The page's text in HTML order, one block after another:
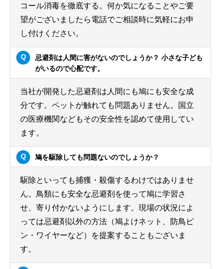
コール消毒を徹底する。何か気になることやご要
望がございましたら電話でご相談時に気軽にお申
し付けください。
忌避剤は人間に害がないのでしょうか？ 小さな子ども
がいるので心配です。
当社が開発した忌避剤は人間にも鳩にも安全な成
分です。ペットが触れても問題ありません。国立
の医療機関などもその安全性を認めて使用してい
ます。
鳩を駆除しても問題ないのでしょうか？
駆除といっても捕獲・殺傷するわけではありませ
ん。鳥類にも安全な忌避剤を使って鳩に学習さ
せ、寄り付かないようにします。現場の状況によ
っては忌避剤以外の方法（鳩よけネット、防鳥ピ
ン・ワイヤーなど）を提案することもございま
す。